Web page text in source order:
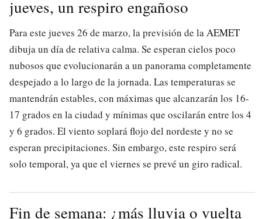
jueves, un respiro engañoso
Para este jueves 26 de marzo, la previsión de laAEMET
dibuja un día de relativa calma. Se esperan cielos poco
nubosos que evolucionarán a un panorama completamente
despejado a lo largo de la jornada. Las temperaturas se
mantendrán estables, con máximas que alcanzarán los 16-
17 grados en la ciudad y mínimas que oscilarán entre los 4
y 6 grados. El viento soplará flojo del nordeste y no se
esperan precipitaciones. Sin embargo, este respiro será
solo temporal, ya que el viernes se prevé un giro radical.
Fin de semana: ¿más lluvia o vuelta